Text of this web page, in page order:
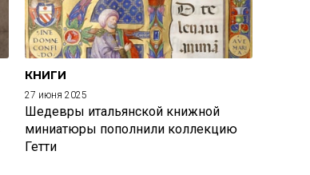
КНИГИ
27 июня 2025
Шедевры итальянской книжной
миниатюры пополнили коллекцию
Гетти